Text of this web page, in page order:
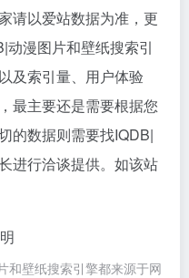
请以爱站数据为准，更
动漫图片和壁纸搜索引
及索引量、用户体验
最主要还是需要根据您
的数据则需要找IQDB|
进行洽谈提供。如该站
和壁纸搜索引擎都来源于网